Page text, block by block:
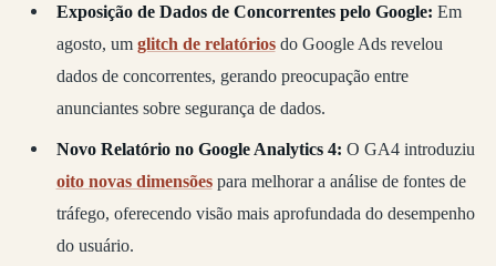
Exposição de Dados de Concorrentes pelo Google: Em
agosto, um glitch de relatóriosdo Google Ads revelou
dados de concorrentes, gerando preocupação entre
anunciantes sobre segurança de dados.
Novo Relatório no Google Analytics 4: O GA4 introduziu
oito novas dimensõespara melhorar a análise de fontes de
tráfego, oferecendo visão mais aprofundada do desempenho
do usuário.